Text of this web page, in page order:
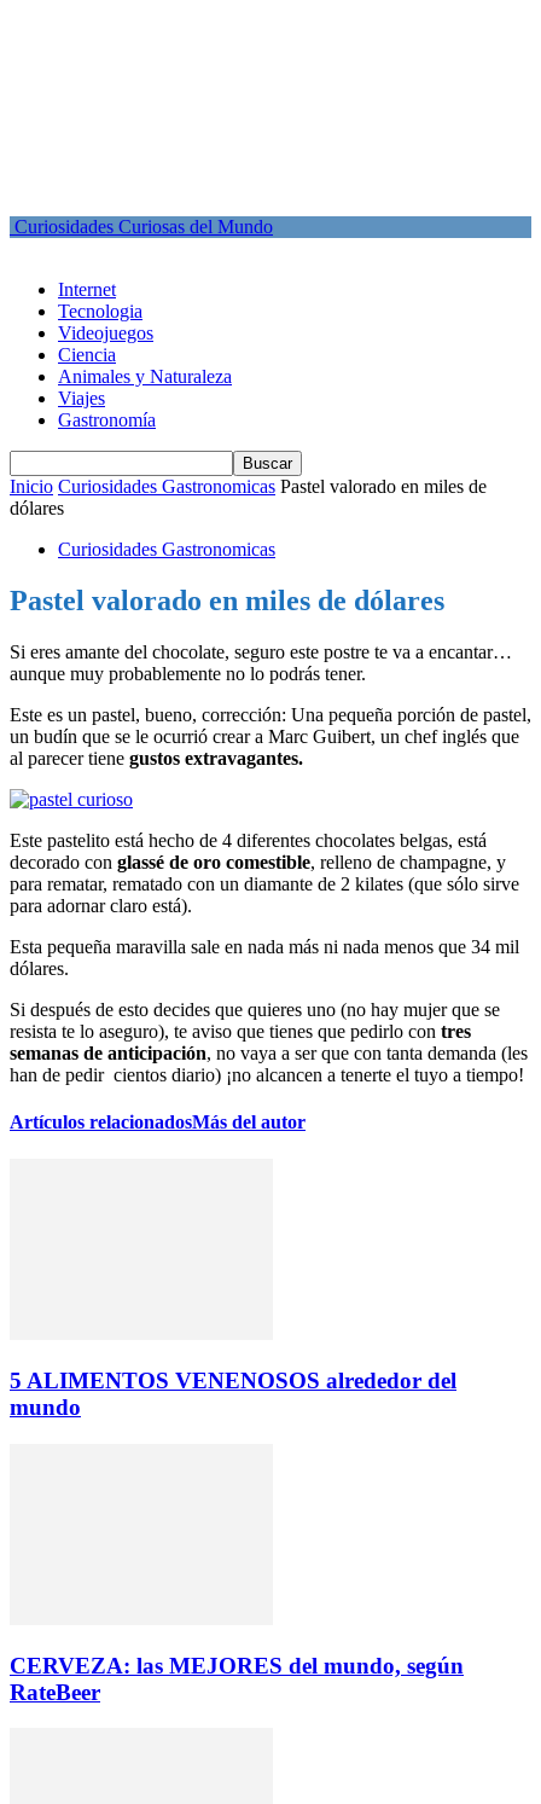
Curiosidades Curiosas del Mundo
Internet
Tecnologia
Videojuegos
Ciencia
Animales y Naturaleza
Viajes
Gastronomía
Inicio Curiosidades Gastronomicas Pastel valorado en miles de
dólares
Curiosidades Gastronomicas
Pastel valorado en miles de dólares
Si eres amante del chocolate, seguro este postre te va a encantar…
aunque muy probablemente no lo podrás tener.
Este es un pastel, bueno, corrección: Una pequeña porción de pastel,
un budín que se le ocurrió crear a Marc Guibert, un chef inglés que
al parecer tiene gustos extravagantes.
Este pastelito está hecho de 4 diferentes chocolates belgas, está
decorado con glassé de oro comestible, relleno de champagne, y
para rematar, rematado con un diamante de 2 kilates (que sólo sirve
para adornar claro está).
Esta pequeña maravilla sale en nada más ni nada menos que 34 mil
dólares.
Si después de esto decides que quieres uno (no hay mujer que se
resista te lo aseguro), te aviso que tienes que pedirlo con tres
semanas de anticipación, no vaya a ser que con tanta demanda (les
han de pedir cientos diario) ¡no alcancen a tenerte el tuyo a tiempo!
Artículos relacionadosMás del autor
5 ALIMENTOS VENENOSOS alrededor del
mundo
CERVEZA: las MEJORES del mundo, según
RateBeer